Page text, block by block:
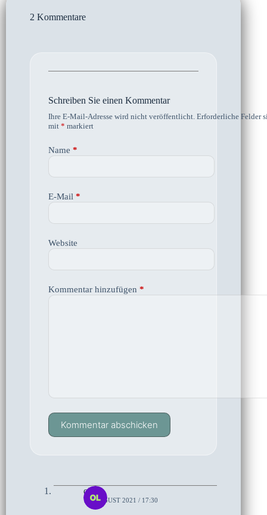
2 Kommentare
Schreiben Sie einen Kommentar
Ihre E-Mail-Adresse wird nicht veröffentlicht. Erforderliche Felder
mit * markiert
Name *
E-Mail *
Website
Kommentar hinzufügen *
Kommentar abschicken
olaf
18. AUGUST 2021 / 17:30